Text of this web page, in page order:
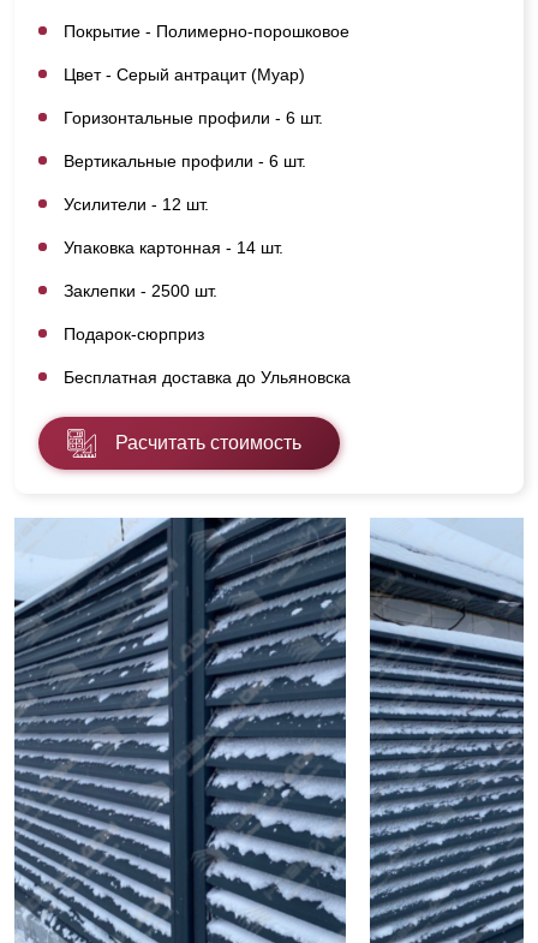
Покрытие - Полимерно-порошковое
Цвет - Серый антрацит (Муар)
Горизонтальные профили - 6 шт.
Вертикальные профили - 6 шт.
Усилители - 12 шт.
Упаковка картонная - 14 шт.
Заклепки - 2500 шт.
Подарок-сюрприз
Бесплатная доставка до Ульяновска
Расчитать стоимость